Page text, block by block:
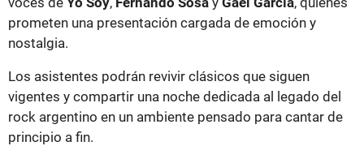
prometen una presentación cargada de emoción y
nostalgia.
Los asistentes podrán revivir clásicos que siguen
vigentes y compartir una noche dedicada al legado del
rock argentino en un ambiente pensado para cantar de
principio a fin.